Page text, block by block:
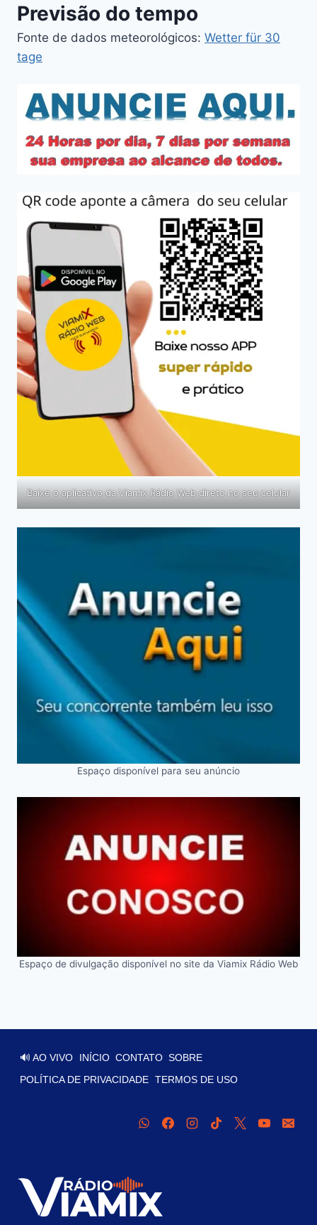
Previsão do tempo
Fonte de dados meteorológicos: Wetter für 30
tage
Baixe o aplicativo da Viamix Rádio Web direto no seu celular
Espaço disponível para seu anúncio
Espaço de divulgação disponível no site da Viamix Rádio Web
🔊 AO VIVO INÍCIO CONTATO SOBRE
POLÍTICA DE PRIVACIDADE TERMOS DE USO